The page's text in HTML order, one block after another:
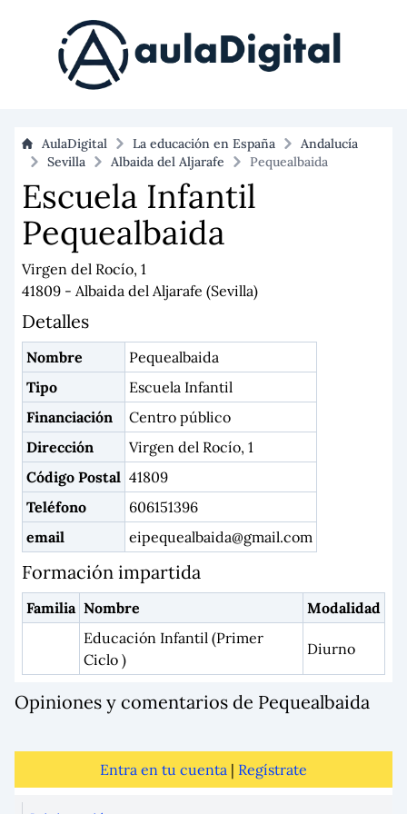
AulaDigital La educación en España
Andalucía
Sevilla
Albaida del Aljarafe Pequealbaida
Escuela Infantil
Pequealbaida
Virgen del Rocío, 1
41809 - Albaida del Aljarafe (Sevilla)
Detalles
Nombre
Pequealbaida
Tipo
Escuela Infantil
Financiación
Centro público
Dirección
Virgen del Rocío, 1
Código Postal 41809
Teléfono
606151396
email
eipequealbaida@gmail.com
Formación impartida
Familia Nombre
Modalidad
Educación Infantil (Primer
Ciclo )
Diurno
Opiniones y comentarios de Pequealbaida
Entra en tu cuenta | Regístrate